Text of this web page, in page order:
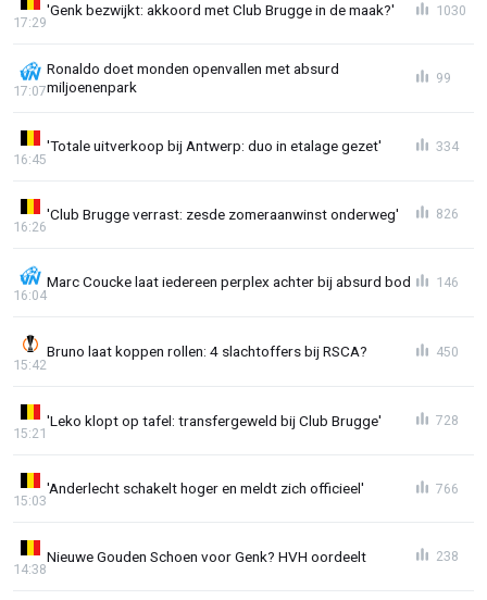
'Genk bezwijkt: akkoord met Club Brugge in de maak?'
17:29
1030
Ronaldo doet monden openvallen met absurd
miljoenenpark
17:07
99
'Totale uitverkoop bij Antwerp: duo in etalage gezet'
16:45
334
'Club Brugge verrast: zesde zomeraanwinst onderweg'
16:26
826
Marc Coucke laat iedereen perplex achter bij absurd bod
16:04
146
Bruno laat koppen rollen: 4 slachtoffers bij RSCA?
15:42
450
'Leko klopt op tafel: transfergeweld bij Club Brugge'
15:21
728
'Anderlecht schakelt hoger en meldt zich officieel'
15:03
766
Nieuwe Gouden Schoen voor Genk? HVH oordeelt
14:38
238